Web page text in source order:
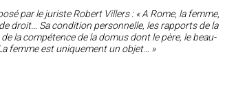
par le juriste Robert Villers : « A Rome, la femme,
droit… Sa condition personnelle, les rapports de la
la compétence de la domus dont le père, le beau-
femme est uniquement un objet… »